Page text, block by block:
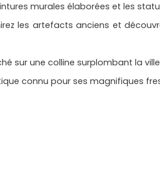
murales élaborées et les
les artefacts anciens et
sur une colline surplombant la
connu pour ses magnifiques